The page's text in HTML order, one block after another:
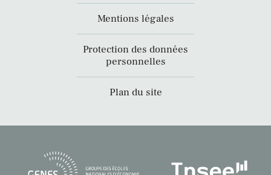
Mentions légales
Protection des données
personnelles
Plan du site